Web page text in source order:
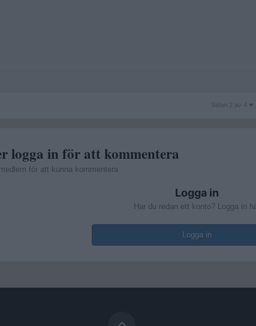
Sidan
Sidan 2 av 4
logga in för att kommentera
för att kunna kommentera
Logga in
Har du redan ett konto? Logga in
Logga in